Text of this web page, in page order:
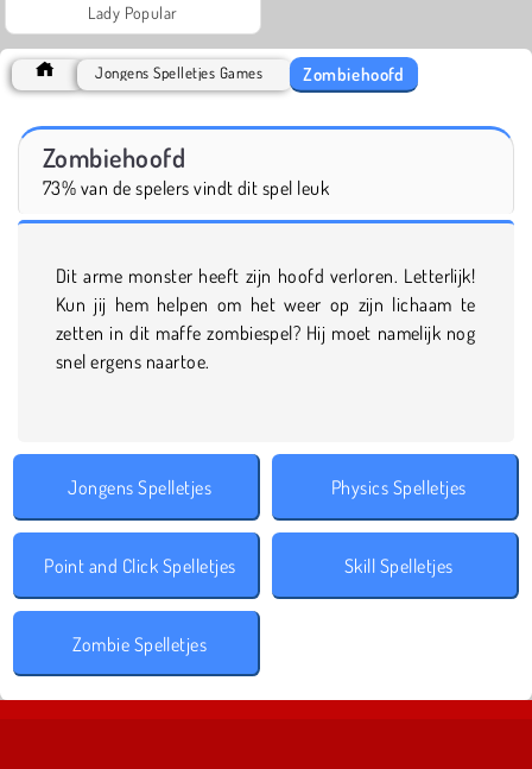
Lady Popular
Jongens Spelletjes Games Zombiehoofd
Zombiehoofd
73% van de spelers vindt dit spel leuk
Dit arme monster heeft zijn hoofd verloren. Letterlijk!
Kun jij hem helpen om het weer op zijn lichaam te
zetten in dit maffe zombiespel? Hij moet namelijk nog
snel ergens naartoe.
Jongens Spelletjes Physics Spelletjes
Point and Click Spelletjes Skill Spelletjes
Zombie Spelletjes